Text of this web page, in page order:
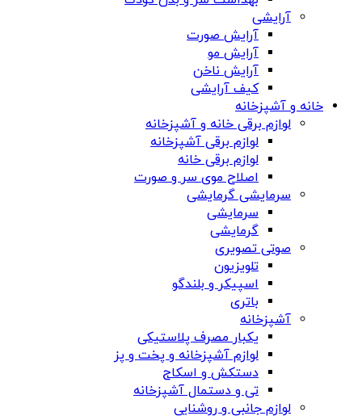
آرایشی
آرایش صورت
آرایش مو
آرایش ناخن
کیف آرایشی
خانه و آشپزخانه
لوازم برقی خانه و آشپزخانه
لوازم برقی آشپزخانه
لوازم برقی خانه
اصلاح موی سر و صورت
سرمایشی گرمایشی
سرمایشی
گرمایشی
صوتی تصویری
تلویزیون
اسپیکر و بلندگو
باتری
آشپزخانه
یکبار مصرف پلاستیکی
لوازم آشپزخانه و پخت و پز
دستکش و اسکاج
تی و دستمال آشپزخانه
لوازم جانبی و روشنایی